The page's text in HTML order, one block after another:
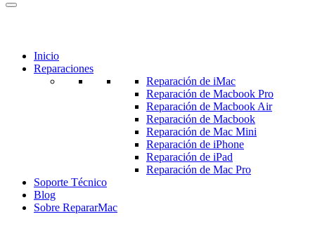
Inicio
Reparaciones
Reparación de iMac
Reparación de Macbook Pro
Reparación de Macbook Air
Reparación de Macbook
Reparación de Mac Mini
Reparación de iPhone
Reparación de iPad
Reparación de Mac Pro
Soporte Técnico
Blog
Sobre RepararMac